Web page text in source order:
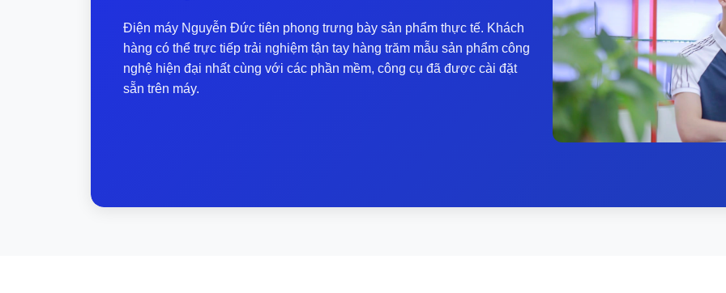
Điện máy Nguyễn Đức tiên phong trưng bày sản phẩm thực tế. Khách
hàng có thể trực tiếp trải nghiệm tận tay hàng trăm mẫu sản phẩm công
nghệ hiện đại nhất cùng với các phần mềm, công cụ đã được cài đặt
sẵn trên máy.